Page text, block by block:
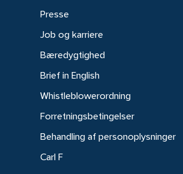
Presse
Job og karriere
Bæredygtighed
Brief in English
Whistleblowerordning
Forretningsbetingelser
Behandling af personoplysninger
Carl F